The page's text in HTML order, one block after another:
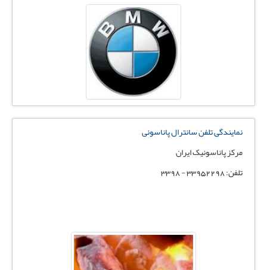
نمایندگی تلفن سانترال پاناسونی
مرکز پاناسونیک ایران
تلفن: 33952298 - 3398